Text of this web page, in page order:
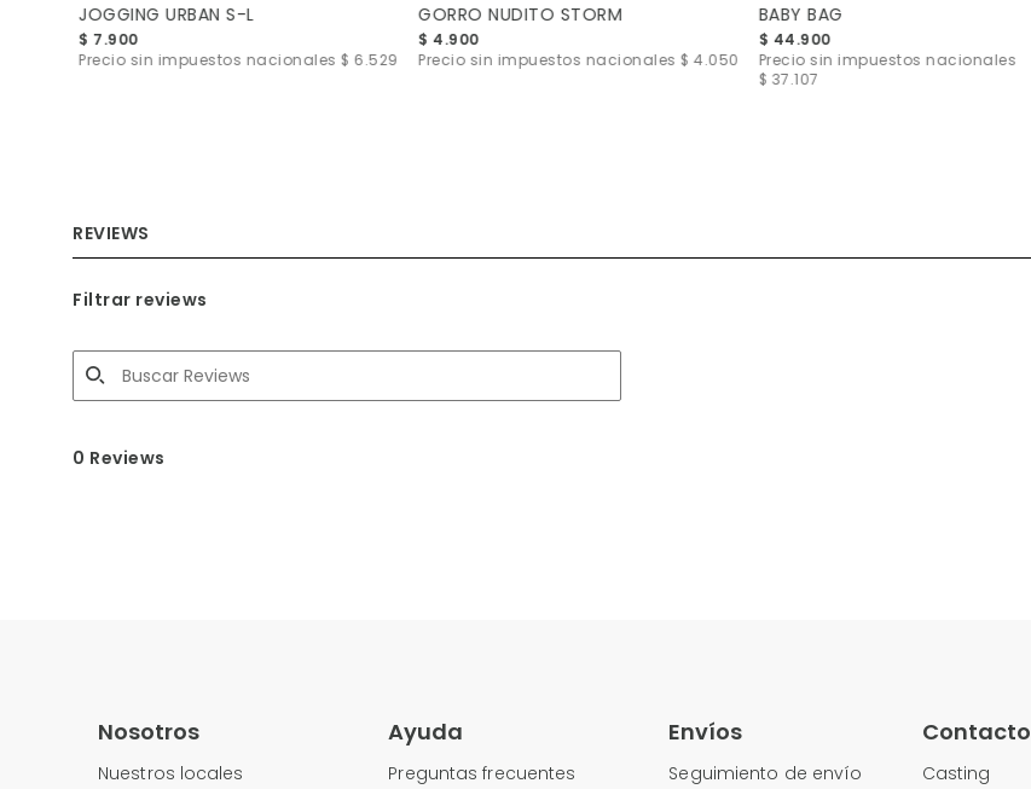
JOGGING URBAN S-L
$ 7.900
Precio sin impuestos nacionales $ 6.529
GORRO NUDITO STORM
$ 4.900
Precio sin impuestos nacionales$ 4.050
BABY BAG
$ 44.900
Precio sin impuestos nacionales
$ 37.107
REVIEWS
Filtrar reviews
0 Reviews
Nosotros
Nuestros locales
Ayuda
Preguntas frecuentes
Envíos
Seguimiento de envío
Contacto
Casting